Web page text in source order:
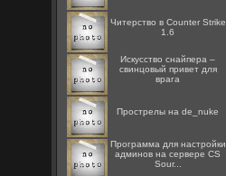
Читерство в Counter Strike
1.6
Искусство снайпера –
свинцовый привет для
врага
Прострелы на de_nuke
Программа для настройки
админов на сервере CS
Sour...